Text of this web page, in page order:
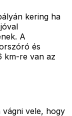
kering ha
A
és
km-re van az
vele, hogy